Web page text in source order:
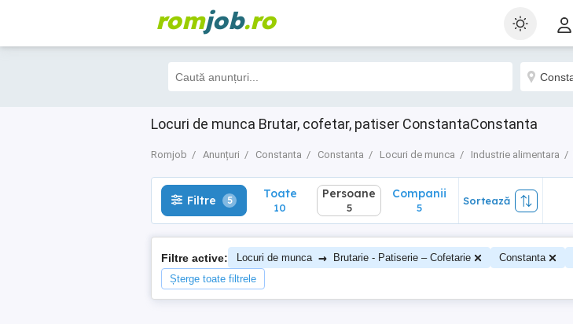
romjob.ro
Locuri de munca Brutar, cofetar, patiser ConstantaConstanta
Romjob Anunțuri Constanta Constanta Locuri de munca Industrie alimentara
Filtre 5 Toate
10
Filtre 5 Toate
10
Persoane
5
Companii
5
Sortează
Filtre active: Locuri de munca → Brutarie - Patiserie – Cofetarie Constanta
Șterge toate filtrele